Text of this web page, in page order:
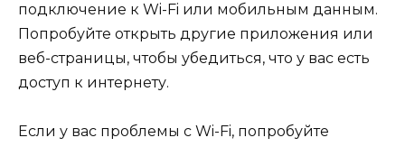
подключение к Wi-Fi или мобильным данным.
Попробуйте открыть другие приложения или
веб-страницы, чтобы убедиться, что у вас есть
доступ к интернету.
Если у вас проблемы с Wi-Fi, попробуйте